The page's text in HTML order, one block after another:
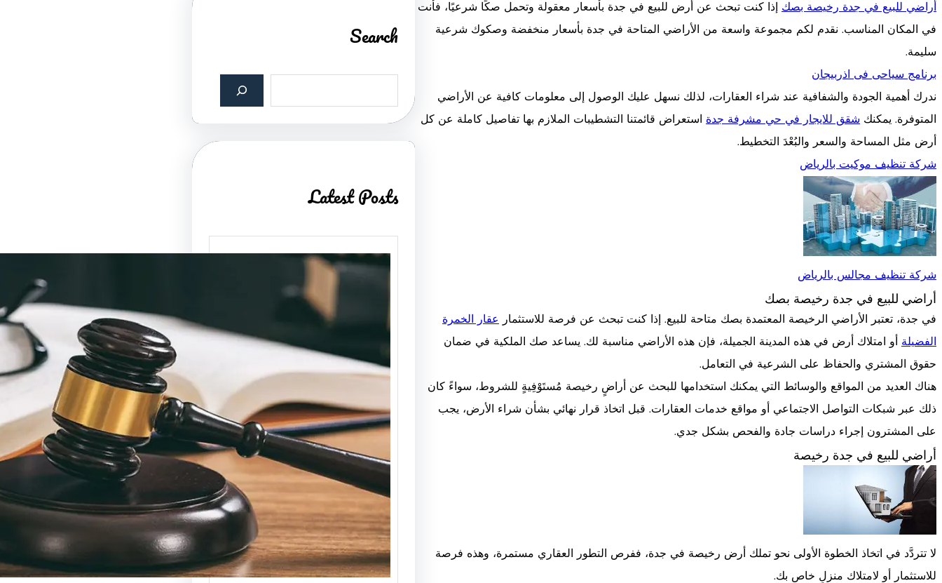
أراضي للبيع في جدة رخيصة بصك إذا كنت تبحث عن أرض للبيع في جدة بأسعار معقولة وتحمل صكًا شرعيًا، فأنت
في المكان المناسب. نقدم لكم مجموعة واسعة من الأراضي المتاحة في جدة بأسعار منخفضة وصكوك شرعية
سليمة.
برنامج سياحى فى اذربيجان
ندرك أهمية الجودة والشفافية عند شراء العقارات، لذلك نسهل عليك الوصول إلى معلومات كافية عن الأراضي
المتوفرة. يمكنك شقق للايجار في حي مشرفة جدة استعراض قائمتنا التشطيبات الملازم بها تفاصيل كاملة عن كل
أرض مثل المساحة والسعر والبُعْدَ التخطيط.
شركة تنظيف موكيت بالرياض
شركة تنظيف مجالس بالرياض
أراضي للبيع في جدة رخيصة بصك
في جدة، تعتبر الأراضي الرخيصة المعتمدة بصك متاحة للبيع. إذا كنت تبحث عن فرصة للاستثمار
عقار الخمرة
الفضيلة أو امتلاك أرض في هذه المدينة الجميلة، فإن هذه الأراضي مناسبة لك. يساعد صك الملكية في ضمان
حقوق المشتري والحفاظ على الشرعية في التعامل.
هناك العديد من المواقع والوسائط التي يمكنك استخدامها للبحث عن أراضٍ رخيصة مُستَوْفِيةٍ للشروط، سواءً كان
ذلك عبر شبكات التواصل الاجتماعي أو مواقع خدمات العقارات. قبل اتخاذ قرار نهائي بشأن شراء الأرض، يجب
على المشترون إجراء دراسات جادة والفحص بشكل جدي.
أراضي للبيع في جدة رخيصة
لا تتردَّد في اتخاذ الخطوة الأولى نحو تملك أرض رخيصة في جدة، ففرص التطور العقاري مستمرة، وهذه فرصة
للاستثمار أو لامتلاك منزلٍ خاص بك.
Search
c
Latest Posts
مكتب محاماة
للاستشارات القانونية:
كيف تختار المحامي
المناسب لقضيتك؟
مكتب محاماة للاستشارات
القانونية هو المفتاح الأساسي
للحصول على المساعدة…